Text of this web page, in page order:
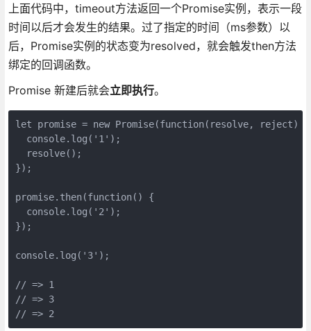
上面代码中，timeout方法返回一个Promise实例，表示一段
时间以后才会发生的结果。过了指定的时间（ms参数）以
后，Promise实例的状态变为resolved，就会触发then方法
绑定的回调函数。
Promise 新建后就会立即执行。
let promise = new Promise(function(resolve, reject) {
  console.log('1');
  resolve();
});
promise.then(function() {
  console.log('2');
});
console.log('3');
// => 1
// => 3
// => 2